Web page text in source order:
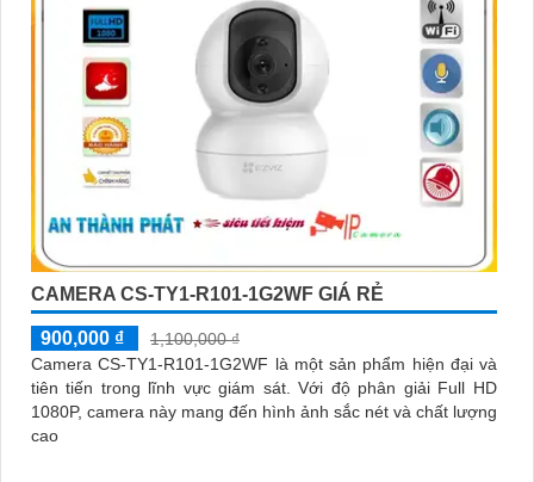
CAMERA CS-TY1-R101-1G2WF GIÁ RẺ
900,000 ₫
1,100,000 ₫
Camera CS-TY1-R101-1G2WF là một sản phẩm hiện đại và
tiên tiến trong lĩnh vực giám sát. Với độ phân giải Full HD
1080P, camera này mang đến hình ảnh sắc nét và chất lượng
cao